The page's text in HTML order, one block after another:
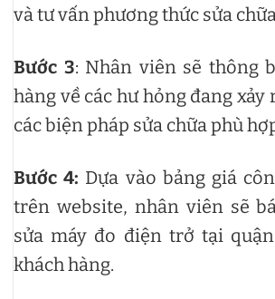
và tư vấn phương thức sửa
Bước 3: Nhân viên sẽ thông
hàng về các hư hỏng đang xảy
các biện pháp sửa chữa phù
Bước 4: Dựa vào bảng giá
trên website, nhân viên sẽ
sửa máy đo điện trở tại
khách hàng.